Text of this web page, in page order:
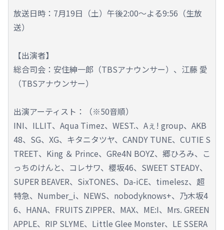
放送日時：7月19日（土）午後2:00～よる9:56（生放
送）
【出演者】
総合司会：安住紳一郎（TBSアナウンサー）、江藤 愛
（TBSアナウンサー）
出演アーティスト：（※50音順）
INI、ILLIT、Aqua Timez、WEST.、Aぇ! group、AKB
48、SG、XG、キタニタツヤ、CANDY TUNE、CUTIE S
TREET、King ＆ Prince、GRe4N BOYZ、郷ひろみ、こ
っちのけんと、コレサワ、櫻坂46、SWEET STEADY、
SUPER BEAVER、SixTONES、Da-iCE、timelesz、超
特急、Number_i、NEWS、nobodyknows+、乃木坂4
6、HANA、FRUITS ZIPPER、MAX、ME:I、Mrs. GREEN
APPLE、RIP SLYME、Little Glee Monster、LE SSERA